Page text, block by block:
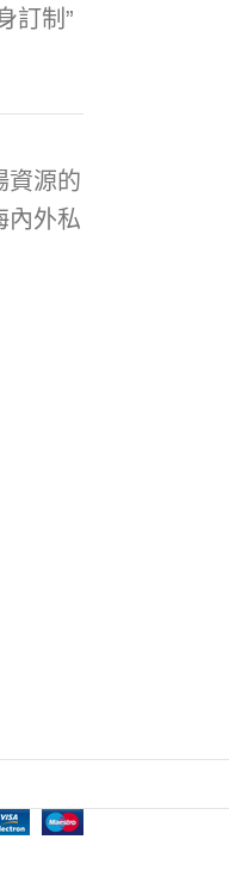
訂制”
資源的
內外私